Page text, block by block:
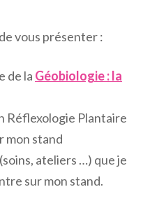
vous présenter :
de la Géobiologie : la
Réflexologie Plantaire
mon stand
ateliers …) que je
sur mon stand.